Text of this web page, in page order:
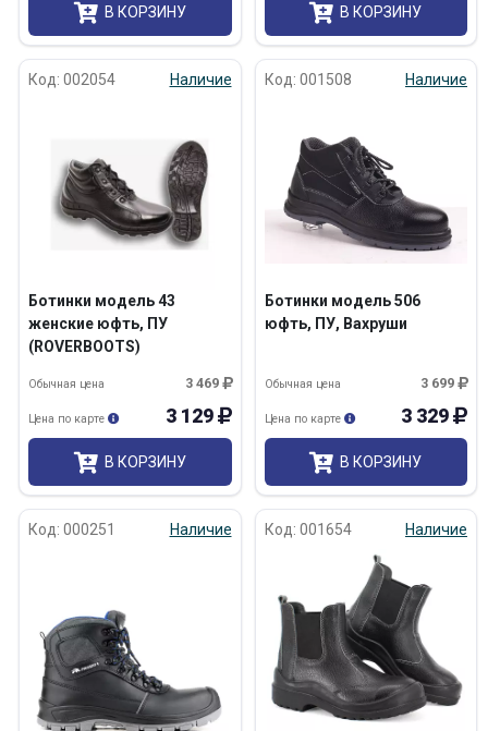
В КОРЗИНУ В КОРЗИНУ
Код: 002054 Наличие
Ботинки модель 43
женские юфть, ПУ
(ROVERBOOTS)
3 469
Обычная цена
3 129
Цена по карте
В КОРЗИНУ
Код: 001508 Наличие
Ботинки модель 506
юфть, ПУ, Вахруши
3 699
Обычная цена
3 329
Цена по карте
В КОРЗИНУ
Код: 000251 Наличие Код: 001654 Наличие